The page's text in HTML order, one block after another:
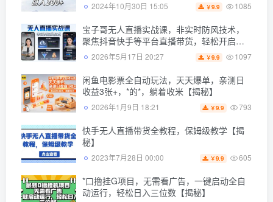
2024年10月30日 15:05 ￥9.9 1085
宝子哥无人直播实战课，非实时防风技术，
聚焦抖音快手等平台直播带货，轻松开启直
播变现之路（更新2026年5月17日）
2026年5月17日 20:27 ￥9.9 1097
闲鱼电影票全自动玩法，天天爆单，亲测日
收益3张+，*的*，躺着收米【揭秘】
2026年1月9日 18:21 ￥9.9 793
快手无人直播带货全教程，保姆级教学【揭
秘】
2023年7月28日 00:00 ￥9.9 605
*口撸挂G项目，无需看广告，一键启动全自
动运行，轻松日入三位数【揭秘】